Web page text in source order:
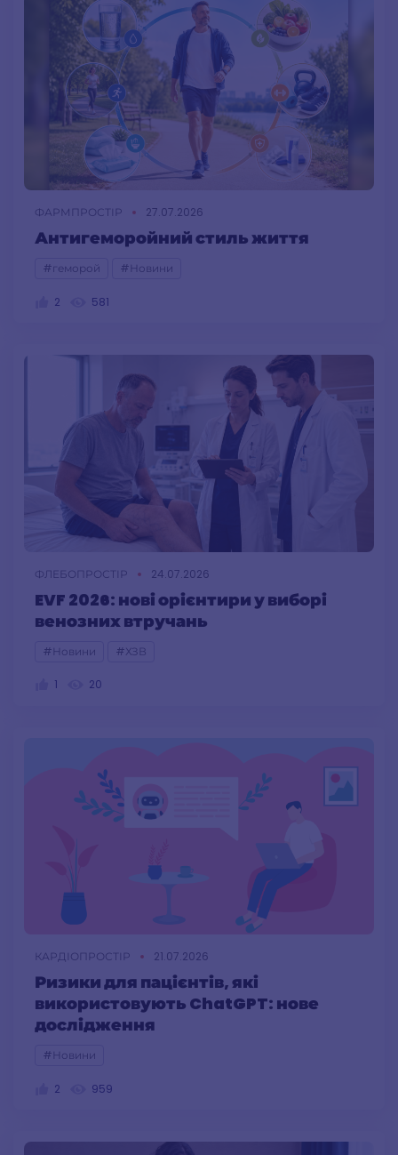
ФАРМПРОСТІР 27.07.2026
Антигеморойний стиль життя
#геморой #Новини
2 581
ФЛЕБОПРОСТІР 24.07.2026
EVF 2026: нові орієнтири у виборі
венозних втручань
#Новини #ХЗВ
1 20
КАРДІОПРОСТІР 21.07.2026
Ризики для пацієнтів, які
використовують ChatGPT: нове
дослідження
#Новини
2 959